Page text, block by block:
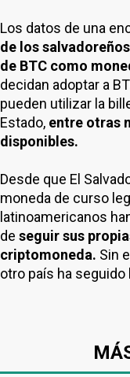
Los datos de una
de los
de BTC como
decidan adoptar a
pueden utilizar la
Estado, entre otras
disponibles.
Desde que El
moneda de curso
latinoamericanos
de seguir sus
criptomoneda. Sin
otro país ha seguido